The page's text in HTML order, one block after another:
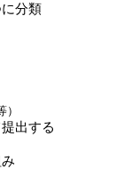
分類
出する